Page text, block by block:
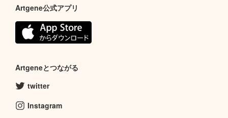
Artgene公式アプリ
Artgeneとつながる
twitter
Instagram